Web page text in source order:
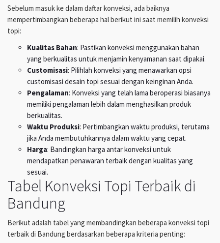
Sebelum masuk ke dalam daftar konveksi, ada baiknya
mempertimbangkan beberapa hal berikut ini saat memilih konveksi
topi:
Kualitas Bahan: Pastikan konveksi menggunakan bahan
yang berkualitas untuk menjamin kenyamanan saat dipakai.
Customisasi: Pilihlah konveksi yang menawarkan opsi
customisasi desain topi sesuai dengan keinginan Anda.
Pengalaman: Konveksi yang telah lama beroperasi biasanya
memiliki pengalaman lebih dalam menghasilkan produk
berkualitas.
Waktu Produksi: Pertimbangkan waktu produksi, terutama
jika Anda membutuhkannya dalam waktu yang cepat.
Harga: Bandingkan harga antar konveksi untuk
mendapatkan penawaran terbaik dengan kualitas yang
sesuai.
Tabel Konveksi Topi Terbaik di
Bandung
Berikut adalah tabel yang membandingkan beberapa konveksi topi
terbaik di Bandung berdasarkan beberapa kriteria penting: